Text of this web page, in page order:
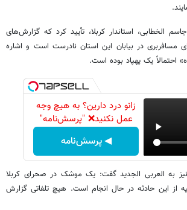
الخطابی، استاندار کربلا، تأیید کرد که گزارش‌های
مسافربری در بیابان این استان نادرست است و اشاره
احتمالاً یک پهپاد بوده است.
زانو درد دارین؟ به هیچ وجه
عمل نکنید❌ "پرسش‌نامه"
◀ پرسش‌نامه
به العربی الجدید گفت: یک موشک در صحرای کربلا
از این حادثه در حال انجام است. هیچ تلفاتی گزارش